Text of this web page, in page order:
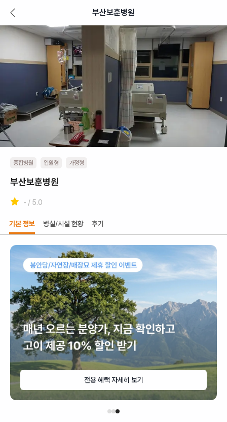
부산보훈병원
종합병원 입원형 가정형
부산보훈병원
- / 5.0
기본 정보 병실/시설 현황 후기
전용 혜택 자세히 보기